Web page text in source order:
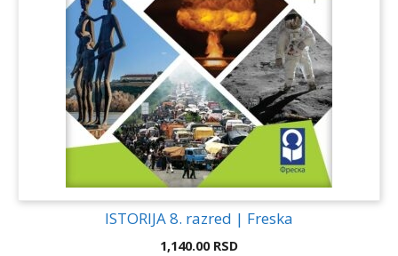
ISTORIJA 8. razred | Freska
1,140.00 RSD